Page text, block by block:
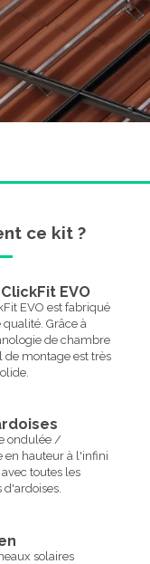
ce kit ?
EVO
EVO est fabriqué
Grâce à
de chambre
de montage est très
ondulée /
en hauteur à l'infini
toutes les
d'ardoises.
solaires